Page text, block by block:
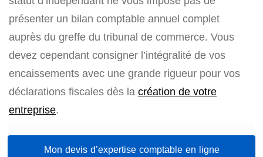
présenter un bilan comptable annuel complet
auprès du greffe du tribunal de commerce. Vous
devez cependant consigner l’intégralité de vos
encaissements avec une grande rigueur pour vos
déclarations fiscales dès la création de votre
entreprise.
Mon devis d’expertise comptable en ligne